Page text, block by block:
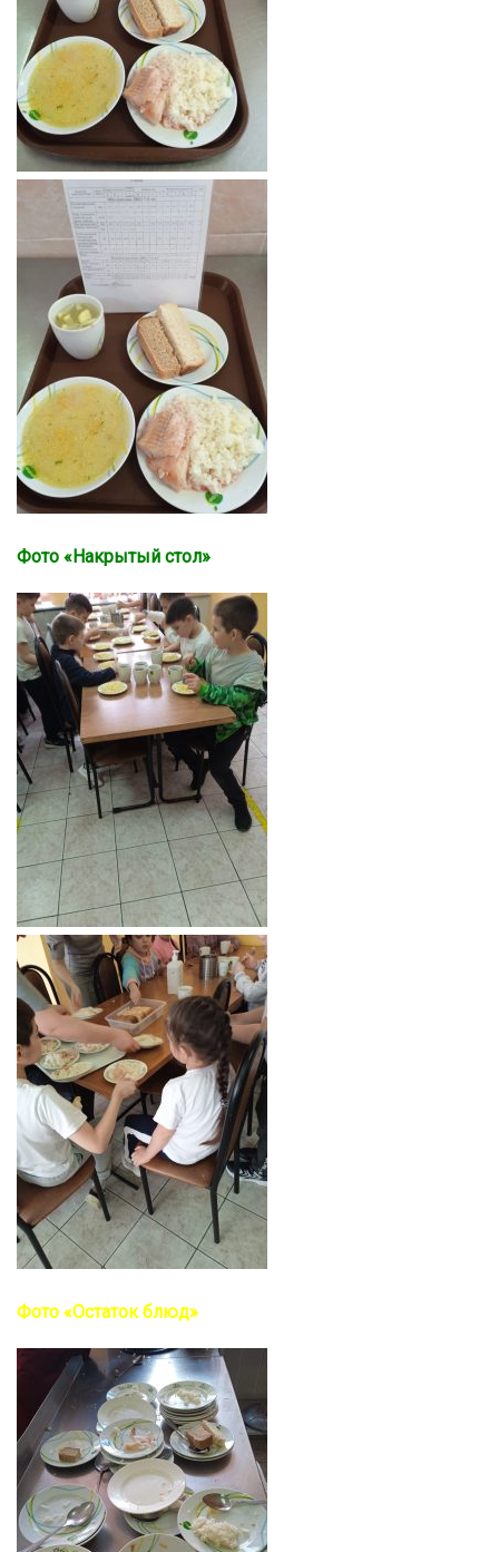
Фото «Накрытый стол»
Фото «Остаток блюд»